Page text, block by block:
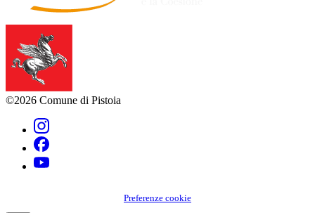
©2026 Comune di Pistoia
Preferenze cookie